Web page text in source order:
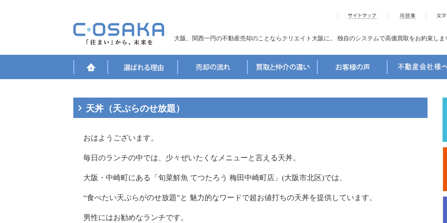
大阪、関西一円の不動産売却のことならクリエイト大阪に。 独自のシステムで高価買取をお約束しま
天丼（天ぷらのせ放題）
おはようございます。
毎日のランチの中では、少々ぜいたくなメニューと言える天丼。
大阪・中崎町にある「旬菜鮮魚 てつたろう 梅田中崎町店」(大阪市北区)では、
“食べたい天ぷらがのせ放題”と 魅力的なワードで超お値打ちの天丼を提供しています。
男性にはお勧めなランチです。